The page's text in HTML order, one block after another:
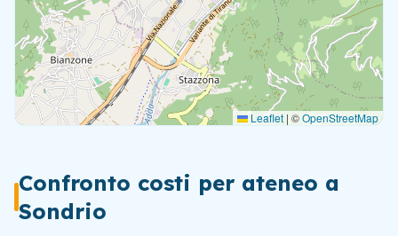
Leaflet | ©OpenStreetMap
Confronto costi per ateneo a
Sondrio